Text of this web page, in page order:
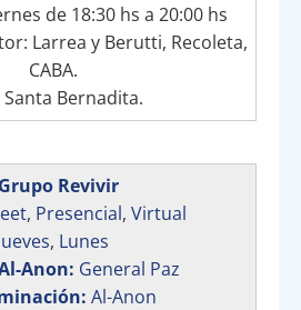
de 18:30 hs a 20:00 hs
Larrea y Berutti, Recoleta,
CABA.
Santa Bernadita.
Grupo Revivir
, Presencial, Virtual
, Lunes
Anon: General Paz
Al-Anon